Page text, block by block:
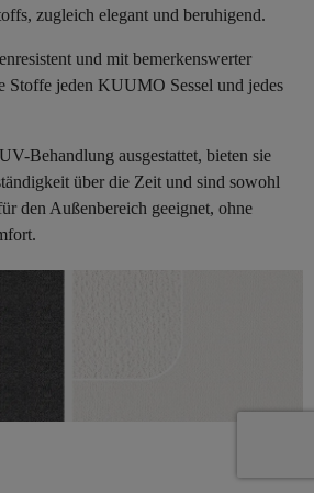
zugleich elegant und beruhigend.
und mit bemerkenswerter
Stoffe jeden KUUMO Sessel und jedes
Behandlung ausgestattet, bieten sie
über die Zeit und sind sowohl
den Außenbereich geeignet, ohne